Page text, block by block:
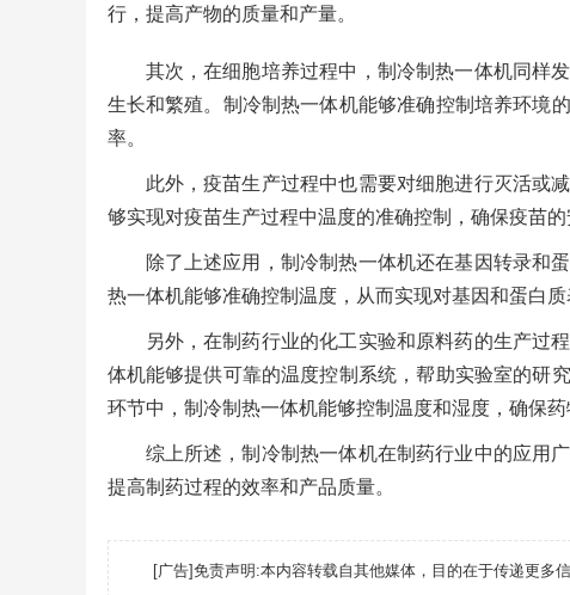
行，提高产物的质量和产量。
其次，在细胞培养过程中，制冷制热一体机同样
生长和繁殖。制冷制热一体机能够准确控制培养环境
率。
此外，疫苗生产过程中也需要对细胞进行灭活或
够实现对疫苗生产过程中温度的准确控制，确保疫苗的
除了上述应用，制冷制热一体机还在基因转录和
热一体机能够准确控制温度，从而实现对基因和蛋白
另外，在制药行业的化工实验和原料药的生产过
体机能够提供可靠的温度控制系统，帮助实验室的研
环节中，制冷制热一体机能够控制温度和湿度，确保
综上所述，制冷制热一体机在制药行业中的应用
提高制药过程的效率和产品质量。
[广告]免责声明:本内容转载自其他媒体，目的在于传递更多